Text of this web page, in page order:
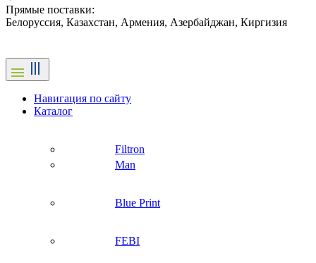
Прямые поставки:
Белоруссия, Казахстан, Армения, Азербайджан, Киргизия
Навигация по сайту
Каталог
Filtron
Man
Blue Print
FEBI